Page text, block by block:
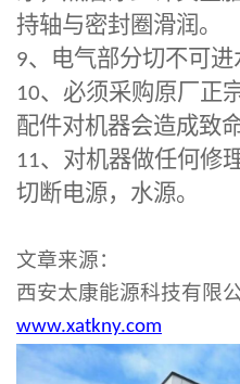
持轴与密封圈滑润。
9、电气部分切不可进
10、必须采购原厂正
配件对机器会造成致
11、对机器做任何修
切断电源，水源。
文章来源：
西安太康能源科技有限
www.xatkny.com